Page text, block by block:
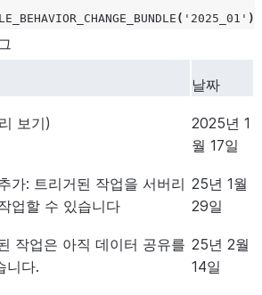
( '2025_01' );
날짜
보기)
2025년 1
월 17일
가: 트리거된 작업을 서버리
업할 수 있습니다
25년 1월
29일
작업은 아직 데이터 공유를
니다.
25년 2월
14일